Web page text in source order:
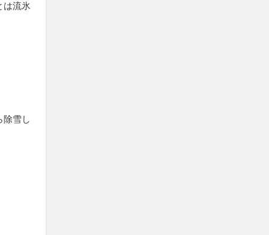
は流氷
除雪し